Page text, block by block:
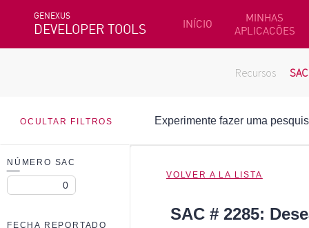
GENEXUS
DEVELOPER TOOLS INÍCIO
MINHAS
APLICACÕES
Recursos SAC